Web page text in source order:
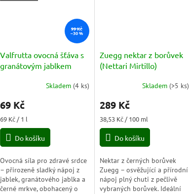
99 Kč
–30 %
Valfrutta ovocná šťáva s
granátovým jablkem
Skladem (4 ks)
69 Kč
Měrná
cena:
69 Kč / 1 l
Do košíku
Ovocná síla pro zdravé srdce
– přirozeně sladký nápoj z
jablek, granátového jablka a
černé mrkve, obohacený o
Zuegg nektar z borůvek
(Nettari Mirtillo)
produktu
5,0
5
Skladem (>5 ks)
289 Kč
Měrná
cena:
38,53 Kč / 100 ml
Do košíku
Nektar z černých borůvek
Zuegg – osvěžující a přírodní
nápoj plný chuti z pečlivě
vybraných borůvek. Ideální